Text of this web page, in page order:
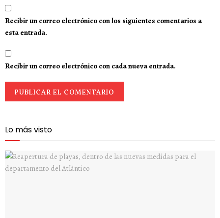
Recibir un correo electrónico con los siguientes comentarios a
esta entrada.
Recibir un correo electrónico con cada nueva entrada.
Lo más visto